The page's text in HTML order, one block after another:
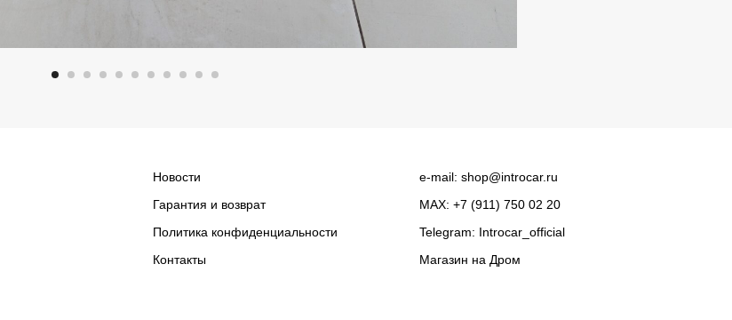
Новости
Гарантия и возврат
Политика конфиденциальности
Контакты
e-mail: shop@introcar.ru
MAX: +7 (911) 750 02 20
Telegram: Introcar_official
Магазин на Дром